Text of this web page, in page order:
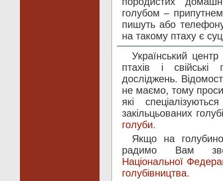
голубом –
пишуть або
на такому птаху є
Український
птахів і
досліджень.
не маємо, тому
які
закільцьованих
голуби.
Якщо на
радимо Вам
Національної
голубівництва.